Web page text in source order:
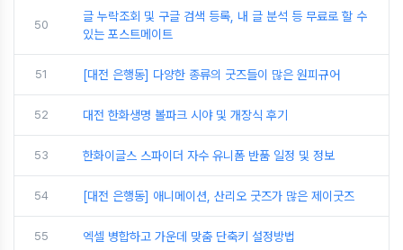
50
글 누락조회 및 구글 검색 등록, 내 글 분석 등 무료로 할 수
있는 포스트메이트
51 [대전 은행동] 다양한 종류의 굿즈들이 많은 원피규어
52 대전 한화생명 볼파크 시야 및 개장식 후기
53 한화이글스 스파이더 자수 유니폼 반품 일정 및 정보
54 [대전 은행동] 애니메이션, 산리오 굿즈가 많은 제이굿즈
55 엑셀 병합하고 가운데 맞춤 단축키 설정방법